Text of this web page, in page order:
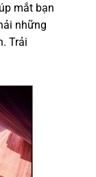
mắt bạn
những
Trải